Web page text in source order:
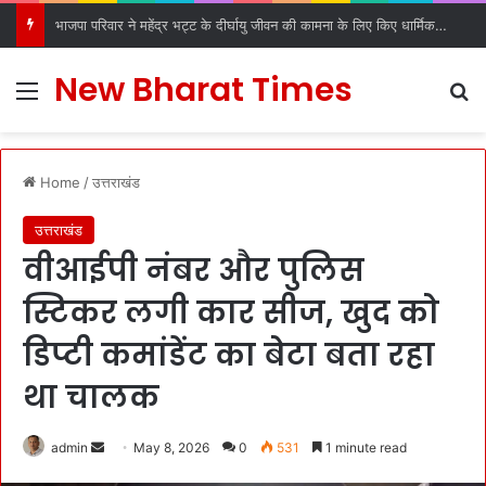
भाजपा परिवार ने महेंद्र भट्ट के दीर्घायु जीवन की कामना के लिए किए धार्मिक अनुष्ठान
Menu
New Bharat Times
Home /उत्तराखंड
उत्तराखंड
वीआईपी नंबर और पुलिस
स्टिकर लगी कार सीज, खुद को
डिप्टी कमांडेंट का बेटा बता रहा
था चालक
admin May 8, 2026 0 531 1 minute read